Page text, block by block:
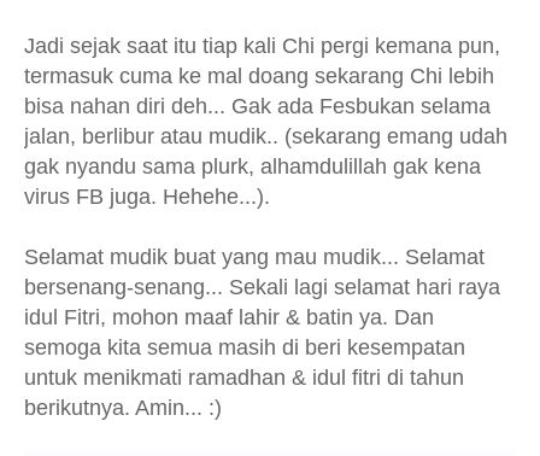
Jadi sejak saat itu tiap kali Chi pergi kemana pun,
termasuk cuma ke mal doang sekarang Chi lebih
bisa nahan diri deh... Gak ada Fesbukan selama
jalan, berlibur atau mudik.. (sekarang emang udah
gak nyandu sama plurk, alhamdulillah gak kena
virus FB juga. Hehehe...).
Selamat mudik buat yang mau mudik... Selamat
bersenang-senang... Sekali lagi selamat hari raya
idul Fitri, mohon maaf lahir & batin ya. Dan
semoga kita semua masih di beri kesempatan
untuk menikmati ramadhan & idul fitri di tahun
berikutnya. Amin... :)